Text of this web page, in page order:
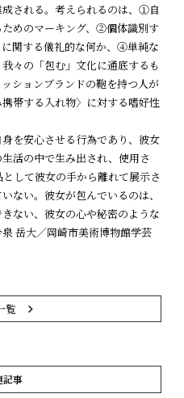
される。考えられるのは、①自
めのマーキング、②個体識別す
関する儀礼的な何か、④単純な
々の「包む」文化に通底するも
ションブランドの鞄を持つ人が
帯する入れ物〉に対する嗜好性
を安心させる行為であり、彼女
活の中で生み出され、使用さ
して彼女の手から離れて展示さ
ない。彼女が包んでいるのは、
ない、彼女の心や秘密のような
岳大／岡崎市美術博物館学芸
覧
記事